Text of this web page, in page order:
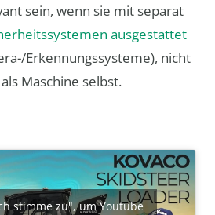
sein, wenn sie mit separat
ausgestattet
Erkennungssysteme), nicht
Maschine selbst.
stimme zu", um Youtube